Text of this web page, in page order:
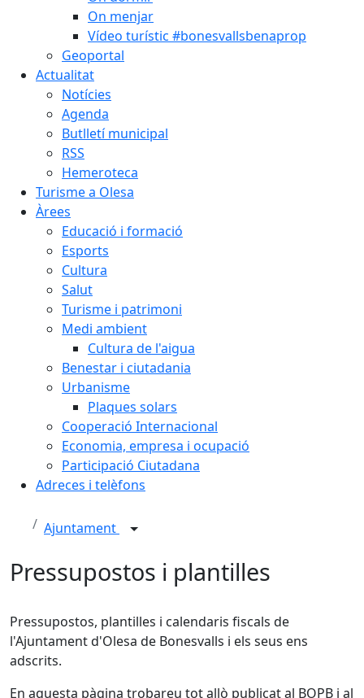
On menjar
Vídeo turístic #bonesvallsbenaprop
Geoportal
Actualitat
Notícies
Agenda
Butlletí municipal
RSS
Hemeroteca
Turisme a Olesa
Àrees
Educació i formació
Esports
Cultura
Salut
Turisme i patrimoni
Medi ambient
Cultura de l'aigua
Benestar i ciutadania
Urbanisme
Plaques solars
Cooperació Internacional
Economia, empresa i ocupació
Participació Ciutadana
Adreces i telèfons
Ajuntament
Pressupostos i plantilles
Pressupostos, plantilles i calendaris fiscals de
l'Ajuntament d'Olesa de Bonesvalls i els seus ens
adscrits.
En aquesta pàgina trobareu tot allò publicat al BOPB i al